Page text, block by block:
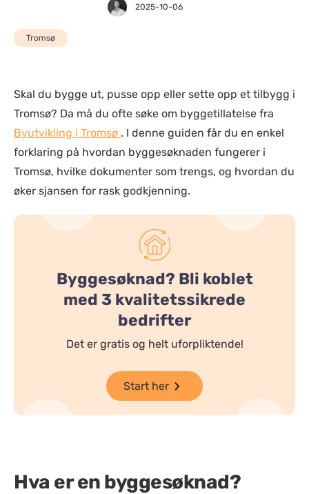
2025-10-06
Tromsø
Skal du bygge ut, pusse opp eller sette opp et tilbygg i
Tromsø? Da må du ofte søke om byggetillatelse fra
Byutvikling i Tromsø . I denne guiden får du en enkel
forklaring på hvordan byggesøknaden fungerer i
Tromsø, hvilke dokumenter som trengs, og hvordan du
øker sjansen for rask godkjenning.
Byggesøknad? Bli koblet
med 3 kvalitetssikrede
bedrifter
Det er gratis og helt uforpliktende!
Start her
Hva er en byggesøknad?